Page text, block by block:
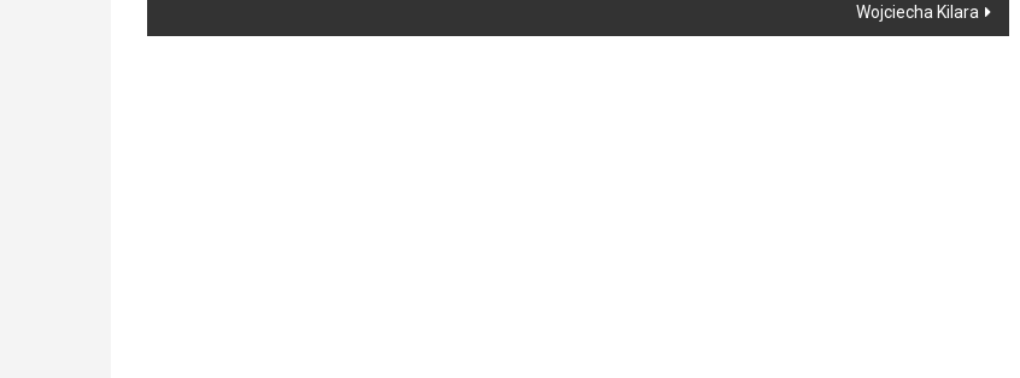
Wojciecha Kilara